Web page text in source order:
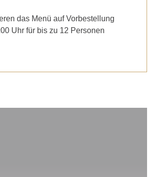
das Menü auf Vorbestellung
Uhr für bis zu 12 Personen